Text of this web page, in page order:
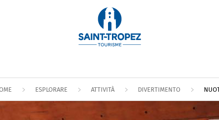
ESPLORARE ATTIVITÀ DIVERTIMENTO